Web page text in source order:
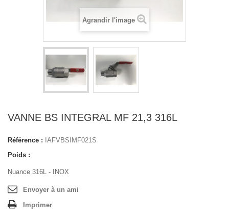
Agrandir l'image
VANNE BS INTEGRAL MF 21,3 316L
Référence : IAFVBSIMF021S
Poids :
Nuance 316L - INOX
Envoyer à un ami
Imprimer